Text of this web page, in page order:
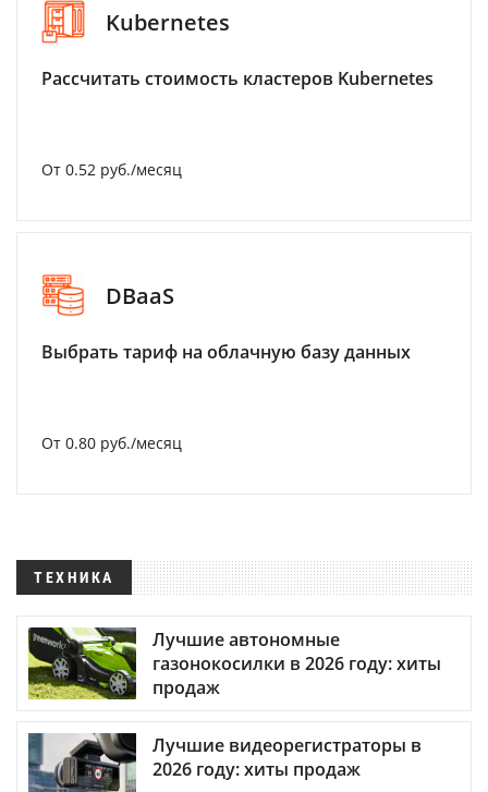
Kubernetes
Рассчитать стоимость кластеров Kubernetes
От 0.52 руб./месяц
DBaaS
Выбрать тариф на облачную базу данных
От 0.80 руб./месяц
ТЕХНИКА
Лучшие автономные
газонокосилки в 2026 году: хиты
продаж
Лучшие видеорегистраторы в
2026 году: хиты продаж